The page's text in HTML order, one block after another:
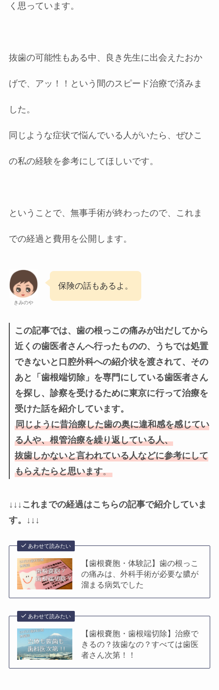
く思っています。
抜歯の可能性もある中、良き先生に出会えたおか
げで、アッ！！という間のスピード治療で済みま
した。
同じような症状で悩んでいる人がいたら、ぜひこ
の私の経験を参考にしてほしいです。
ということで、無事手術が終わったので、これま
での経過と費用を公開します。
きみのや
保険の話もあるよ。
この記事では、歯の根っこの痛みが出だしてから
近くの歯医者さんへ行ったものの、うちでは処置
できないと口腔外科への紹介状を渡されて、その
あと「歯根端切除」を専門にしている歯医者さん
を探し、診察を受けるために東京に行って治療を
受けた話を紹介しています。
同じように昔治療した歯の奥に違和感を感じてい
る人や、根管治療を繰り返している人、
抜歯しかないと言われている人などに参考にして
もらえたらと思います。
↓↓↓ これまでの経過はこちらの記事で紹介していま
す。↓↓↓
あわせて読みたい
【歯根嚢胞・体験記】歯の根っこ
の痛みは、外科手術が必要な膿が
溜まる病気でした
あわせて読みたい
【歯根嚢胞・歯根端切除】治療で
きるの？抜歯なの？すべては歯医
者さん次第！！